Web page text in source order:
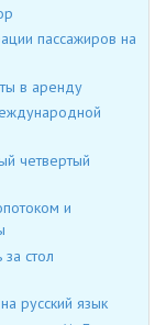
пассажиров на
в аренду
четвертый
и
стол
русский язык